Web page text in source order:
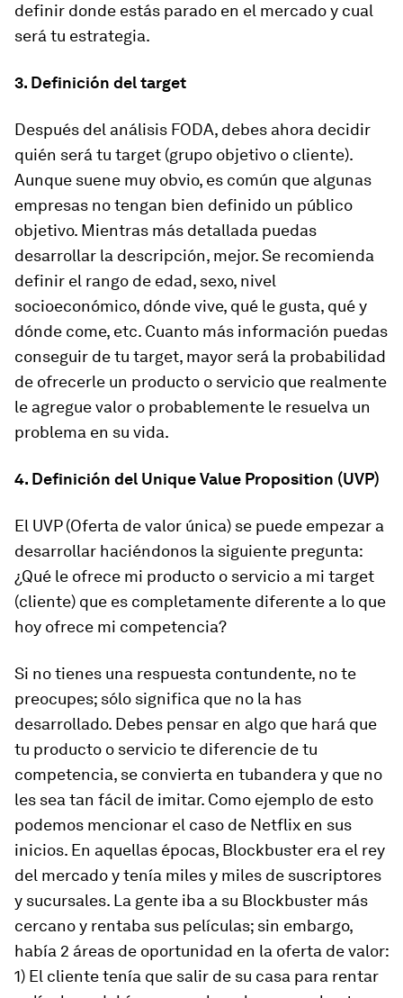
definir donde estás parado en el mercado y cual
será tu estrategia.
3. Definición del target
Después del análisis FODA, debes ahora decidir
quién será tu target (grupo objetivo o cliente).
Aunque suene muy obvio, es común que algunas
empresas no tengan bien definido un público
objetivo. Mientras más detallada puedas
desarrollar la descripción, mejor. Se recomienda
definir el rango de edad, sexo, nivel
socioeconómico, dónde vive, qué le gusta, qué y
dónde come, etc. Cuanto más información puedas
conseguir de tu target, mayor será la probabilidad
de ofrecerle un producto o servicio que realmente
le agregue valor o probablemente le resuelva un
problema en su vida.
4. Definición del Unique Value Proposition (UVP)
El UVP (Oferta de valor única) se puede empezar a
desarrollar haciéndonos la siguiente pregunta:
¿Qué le ofrece mi producto o servicio a mi target
(cliente) que es completamente diferente a lo que
hoy ofrece mi competencia?
Si no tienes una respuesta contundente, no te
preocupes; sólo significa que no la has
desarrollado. Debes pensar en algo que hará que
tu producto o servicio te diferencie de tu
competencia, se convierta en tubandera y que no
les sea tan fácil de imitar. Como ejemplo de esto
podemos mencionar el caso de Netflix en sus
inicios. En aquellas épocas, Blockbuster era el rey
del mercado y tenía miles y miles de suscriptores
y sucursales. La gente iba a su Blockbuster más
cercano y rentaba sus películas; sin embargo,
había 2 áreas de oportunidad en la oferta de valor:
1) El cliente tenía que salir de su casa para rentar